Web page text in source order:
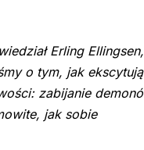
Erling Ellingsen,
o tym, jak
zabijanie
jak sobie